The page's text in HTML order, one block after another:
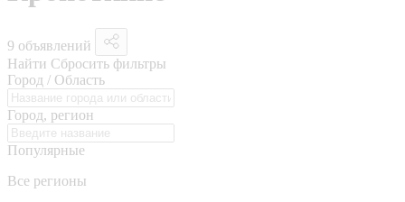
9 объявлений
Найти Сбросить фильтры
Город / Область
Город, регион
Популярные
Все регионы